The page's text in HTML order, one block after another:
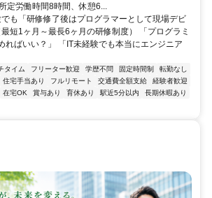
労働時間8時間、休憩6...
も「研修修了後はプログラマーとして現場デビ
短1ヶ月～最長6ヶ月の研修制度） 「プログラミ
ればいい？」 「IT未経験でも本当にエンジニア
タイム フリーター歓迎 学歴不問 固定時間制
転勤なし
住宅手当あり フルリモート 交通費全額支給
経験者歓迎
在宅OK 賞与あり 育休あり 駅近5分以内
長期休暇あり